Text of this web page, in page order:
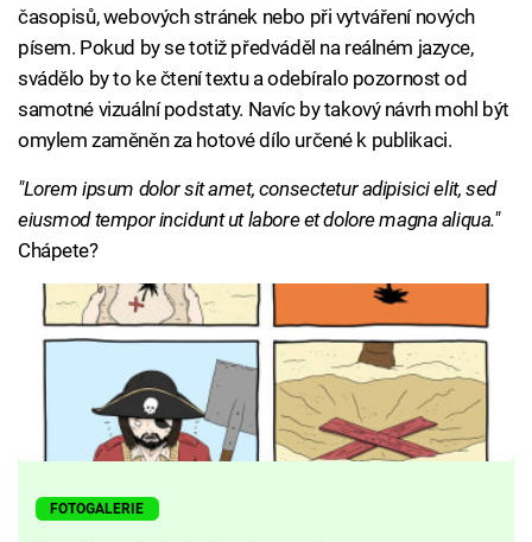
časopisů, webových stránek nebo při vytváření nových
písem. Pokud by se totiž předváděl na reálném jazyce,
svádělo by to ke čtení textu a odebíralo pozornost od
samotné vizuální podstaty. Navíc by takový návrh mohl být
omylem zaměněn za hotové dílo určené k publikaci.
"Lorem ipsum dolor sit amet, consectetur adipisici elit, sed
eiusmod tempor incidunt ut labore et dolore magna aliqua."
Chápete?
FOTOGALERIE